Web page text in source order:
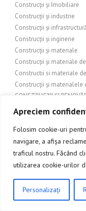
Apreciem
Folosim cookie-uri
navigare, a afișa
traficul nostru. Făcând
utilizarea cookie-urilor
Personalizați
Construcții și Imobiliare
Construcții și industrie
Construcții și
Construcții și inginerie
Construcții și materiale
Construcții și materiale
Constructii si materiale
Construcții și materialele
CONSTRUCȚII ȘI
Construcții și Renovații
Construcții și reparații
Construire și Renovare
Contact
COPERTĂ
Copertine auto
Copertine exterioare
CLICK AICI